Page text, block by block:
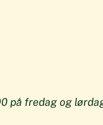
på fredag og